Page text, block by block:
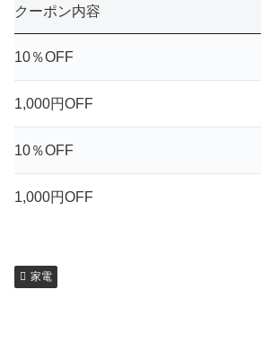
クーポン内容
10％OFF
1,000円OFF
10％OFF
1,000円OFF
家電